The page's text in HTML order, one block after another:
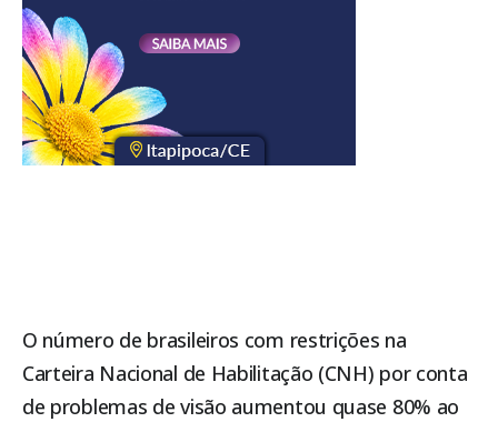
O número de brasileiros com restrições na
Carteira Nacional de Habilitação (CNH) por conta
de problemas de visão aumentou quase 80% ao